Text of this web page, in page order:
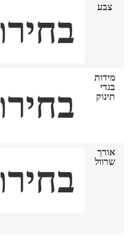
מידות
תינוק
אורך
שרוול